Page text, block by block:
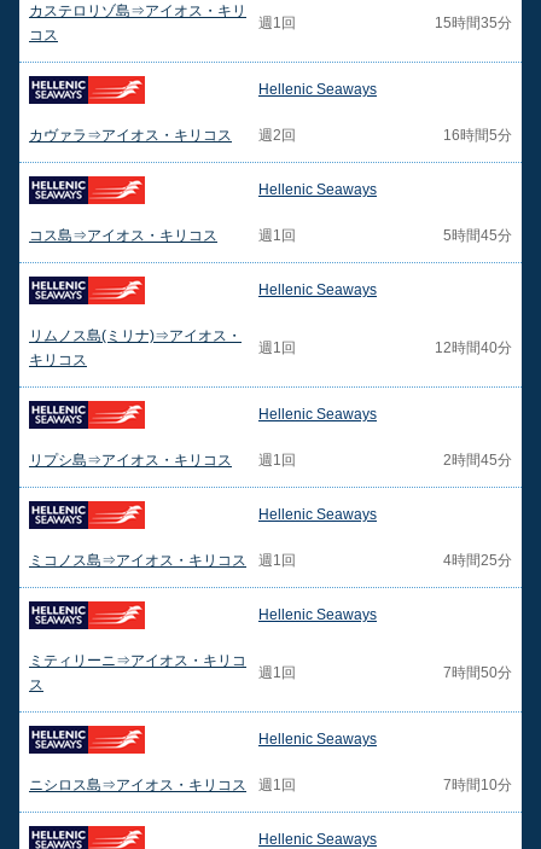
カステロリゾ島⇒アイオス・キリ
コス
週1回 15時間35分
Hellenic Seaways
カヴァラ⇒アイオス・キリコス 週2回 16時間5分
Hellenic Seaways
コス島⇒アイオス・キリコス 週1回 5時間45分
Hellenic Seaways
リムノス島(ミリナ)⇒アイオス・
キリコス
週1回 12時間40分
Hellenic Seaways
リプシ島⇒アイオス・キリコス 週1回 2時間45分
Hellenic Seaways
ミコノス島⇒アイオス・キリコス 週1回 4時間25分
Hellenic Seaways
ミティリーニ⇒アイオス・キリコ
ス
週1回 7時間50分
Hellenic Seaways
ニシロス島⇒アイオス・キリコス 週1回 7時間10分
Hellenic Seaways